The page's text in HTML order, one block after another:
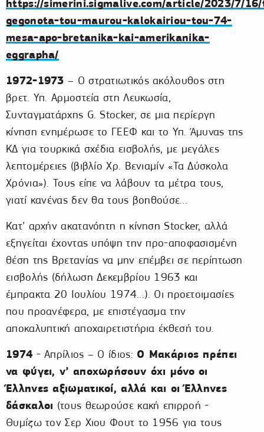
https://simerini.sigmalive.com/article/2023/7/
gegonota-tou-maurou-kalokairiou-tou-74-
mesa-apo-bretanika-kai-amerikanika-
eggrapha/
1972-1973 – Ο στρατιωτικός ακόλουθος στη
βρετ. Υπ. Αρμοστεία στη Λευκωσία,
Συνταγματάρχης G. Stocker, σε μια περίεργη
κίνηση ενημέρωσε το ΓΕΕΦ και το Υπ. Άμυνας της
ΚΔ για τουρκικά σχέδια εισβολής, με μεγάλες
λεπτομέρειες (βιβλίο Χρ. Βενιαμίν «Τα Δύσκολα
Χρόνια»). Τους είπε να λάβουν τα μέτρα τους,
γιατί κανένας δεν θα τους βοηθούσε…
Κατ’ αρχήν ακατανόητη η κίνηση Stocker, αλλά
εξηγείται έχοντας υπόψη την προ-αποφασισμένη
θέση της Βρετανίας να μην επέμβει σε περίπτωση
εισβολής (δήλωση Δεκεμβρίου 1963 και
έμπρακτα 20 Ιουλίου 1974…). Οι προετοιμασίες
που προανέφερα, με επιστέγασμα την
αποκαλυπτική αποχαιρετιστήρια έκθεσή του.
1974 - Απρίλιος – Ο ίδιος: Ο Μακάριος πρέπει
να φύγει, ν’ αποχωρήσουν όχι μόνο οι
Έλληνες αξιωματικοί, αλλά και οι Έλληνες
δάσκαλοι (τους θεωρούσε κακή επιρροή -
Θυμίζω τον Σερ Χιου Φουτ το 1956 για τους